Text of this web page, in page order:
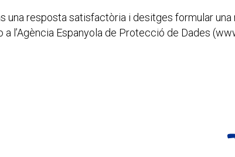
una resposta satisfactòria i desitges formular
a l’Agència Espanyola de Protecció de Dades